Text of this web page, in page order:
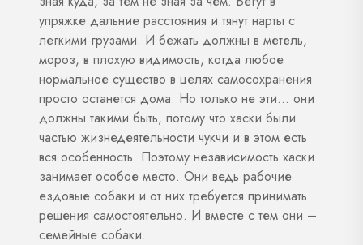
упряжке дальние расстояния и тянут нарты с
легкими грузами. И бежать должны в метель,
мороз, в плохую видимость, когда любое
нормальное существо в целях самосохранения
просто останется дома. Но только не эти… они
должны такими быть, потому что хаски были
частью жизнедеятельности чукчи и в этом есть
вся особенность. Поэтому независимость хаски
занимает особое место. Они ведь рабочие
ездовые собаки и от них требуется принимать
решения самостоятельно. И вместе с тем они –
семейные собаки.